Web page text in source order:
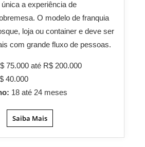
a experiência de
O modelo de franquia
loja ou container e deve ser
com grande fluxo de pessoas.
75.000 até R$ 200.000
40.000
18 até 24 meses
Saiba Mais